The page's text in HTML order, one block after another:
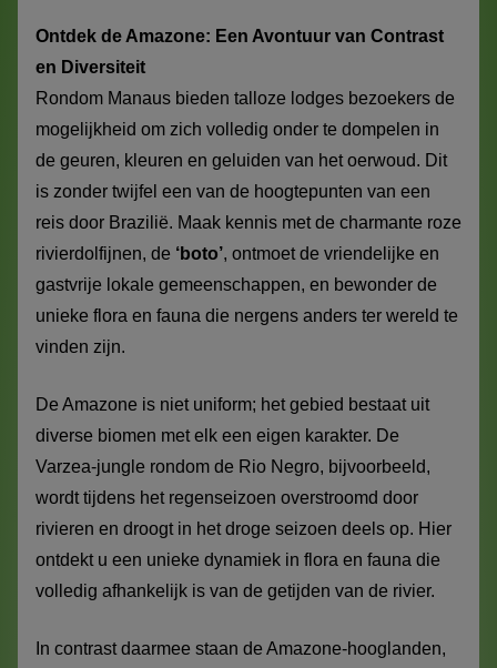
Ontdek de Amazone: Een Avontuur van Contrast
en Diversiteit
Rondom Manaus bieden talloze lodges bezoekers de
mogelijkheid om zich volledig onder te dompelen in
de geuren, kleuren en geluiden van het oerwoud. Dit
is zonder twijfel een van de hoogtepunten van een
reis door Brazilië. Maak kennis met de charmante roze
rivierdolfijnen, de ‘boto’, ontmoet de vriendelijke en
gastvrije lokale gemeenschappen, en bewonder de
unieke flora en fauna die nergens anders ter wereld te
vinden zijn.
De Amazone is niet uniform; het gebied bestaat uit
diverse biomen met elk een eigen karakter. De
Varzea-jungle rondom de Rio Negro, bijvoorbeeld,
wordt tijdens het regenseizoen overstroomd door
rivieren en droogt in het droge seizoen deels op. Hier
ontdekt u een unieke dynamiek in flora en fauna die
volledig afhankelijk is van de getijden van de rivier.
In contrast daarmee staan de Amazone-hooglanden,